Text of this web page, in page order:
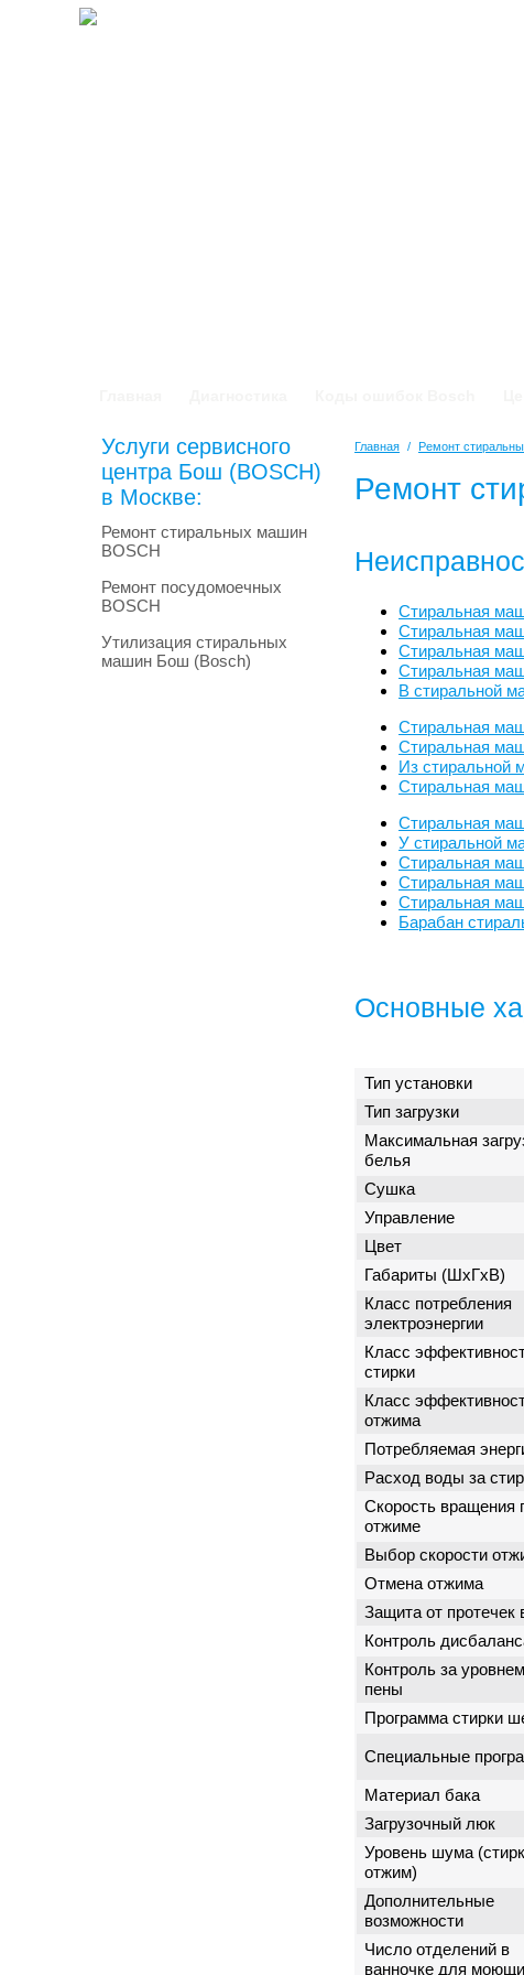
Главная / Ремонт
Ремонт
Стиральная
Стиральная
Стиральная
Стиральная
В стиральной
Стиральная
Стиральная
Из стиральной
Стиральная
Стиральная
У стиральной
Стиральная
Стиральная
Стиральная
Барабан
Основные
Тип установки
Тип загрузки
Максимальная
белья
Сушка
Управление
Цвет
Габариты (ШxГxВ)
Класс потребления
электроэнергии
Класс
стирки
Класс
отжима
Потребляемая
Расход воды за
Скорость вращения
отжиме
Выбор скорости
Отмена отжима
Защита от протечек
Контроль
Контроль за уровнем
пены
Программа стирки
Специальные
Материал бака
Загрузочный люк
Уровень шума
отжим)
Дополнительные
возможности
Число отделений в
ванночке для
Услуги сервисного
центра Бош (BOSCH)
в Москве:
Ремонт стиральных машин
BOSCH
Ремонт посудомоечных
BOSCH
Утилизация стиральных
машин Бош (Bosch)